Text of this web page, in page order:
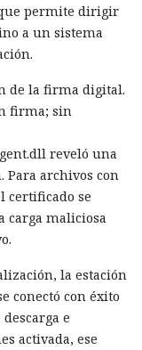
permite dirigir
a un sistema
de la firma digital.
firma; sin
reveló una
Para archivos con
certificado se
carga maliciosa
la estación
conectó con éxito
e
activada, ese